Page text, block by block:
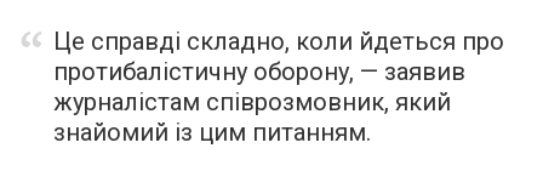
Це справді складно, коли йдеться про
протибалістичну оборону, — заявив
журналістам співрозмовник, який
знайомий із цим питанням.